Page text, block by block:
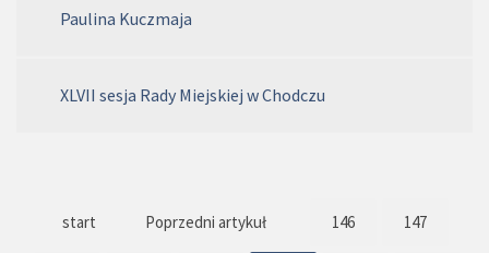
Paulina Kuczmaja
XLVII sesja Rady Miejskiej w Chodczu
start Poprzedni artykuł 146 147